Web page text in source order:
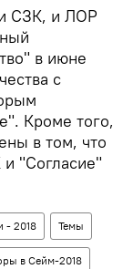
и СЗК, и ЛОР
в июне
с
Кроме того,
в том, что
"Согласие"
- 2018 Темы
в Сейм-2018